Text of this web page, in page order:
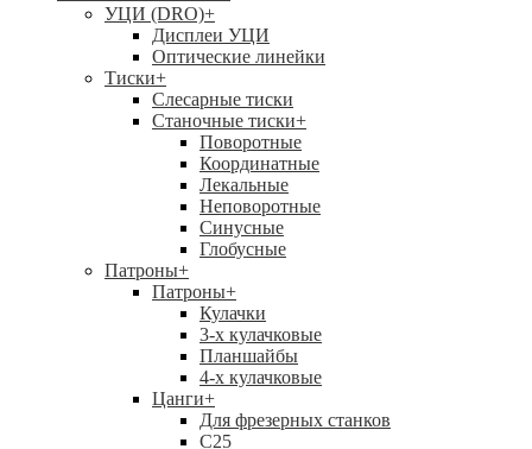
УЦИ (DRO)+
Дисплеи УЦИ
Оптические линейки
Тиски+
Слесарные тиски
Станочные тиски+
Поворотные
Координатные
Лекальные
Неповоротные
Синусные
Глобусные
Патроны+
Патроны+
Кулачки
3-х кулачковые
Планшайбы
4-х кулачковые
Цанги+
Для фрезерных станков
С25